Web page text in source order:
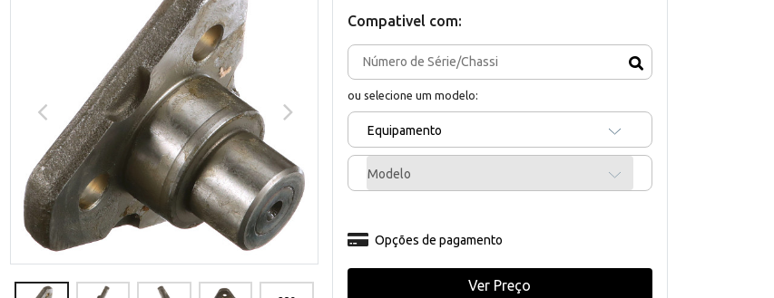
Compativel com:
ou selecione um modelo:
Equipamento
Modelo
Opções de pagamento
Ver Preço